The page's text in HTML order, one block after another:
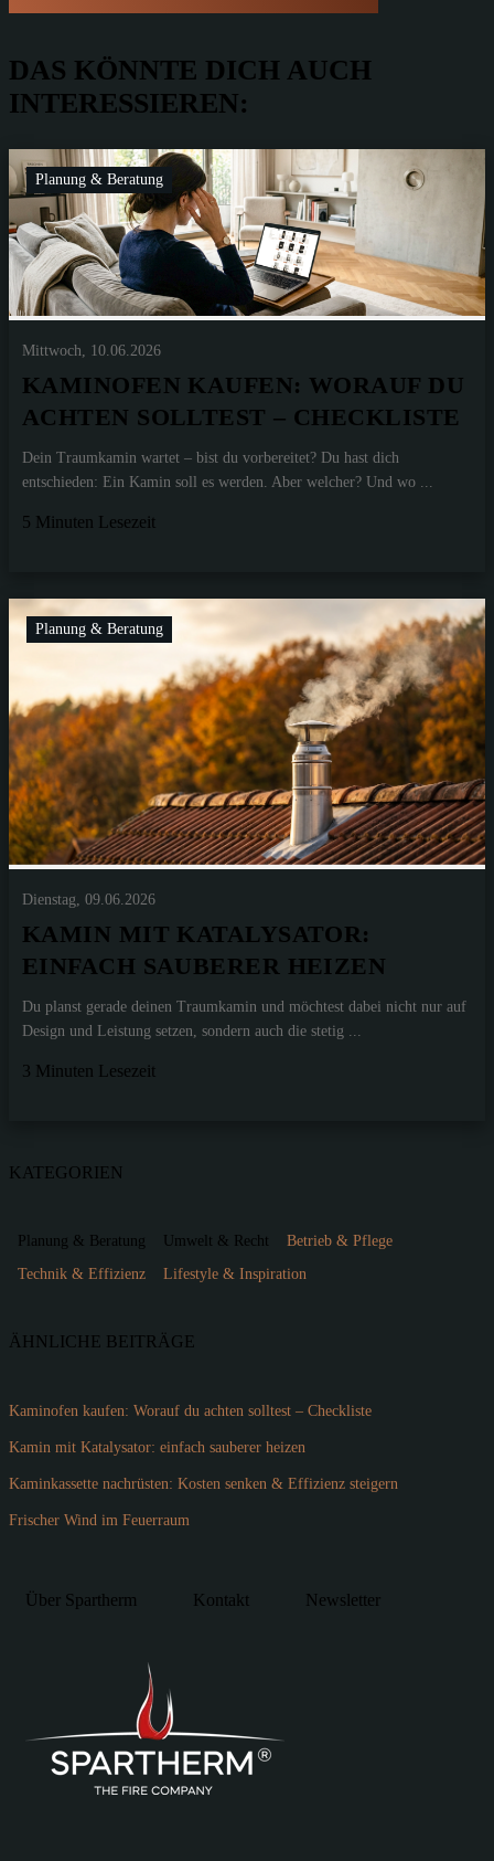
DAS KÖNNTE DICH AUCH
INTERESSIEREN:
Planung & Beratung
Mittwoch, 10.06.2026
KAMINOFEN KAUFEN: WORAUF DU
ACHTEN SOLLTEST – CHECKLISTE
Dein Traumkamin wartet – bist du vorbereitet? Du hast dich
entschieden: Ein Kamin soll es werden. Aber welcher? Und wo ...
5 Minuten Lesezeit
Planung & Beratung
Dienstag, 09.06.2026
KAMIN MIT KATALYSATOR:
EINFACH SAUBERER HEIZEN
Du planst gerade deinen Traumkamin und möchtest dabei nicht nur auf
Design und Leistung setzen, sondern auch die stetig ...
3 Minuten Lesezeit
KATEGORIEN
Planung & Beratung Umwelt & Recht
Betrieb & Pflege
Technik & Effizienz
Lifestyle & Inspiration
ÄHNLICHE BEITRÄGE
Kaminofen kaufen: Worauf du achten solltest – Checkliste
Kamin mit Katalysator: einfach sauberer heizen
Kaminkassette nachrüsten: Kosten senken & Effizienz steigern
Frischer Wind im Feuerraum
Über Spartherm Kontakt Newsletter